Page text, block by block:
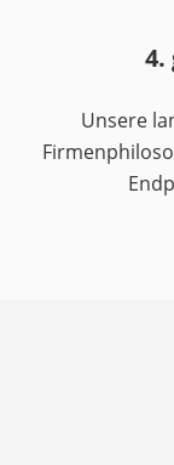
4.
Unsere